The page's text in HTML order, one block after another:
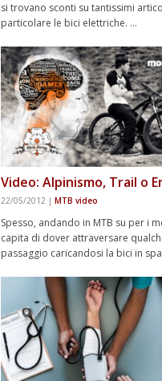
si trovano sconti su tantissimi
particolare le bici elettriche. …
Video: Alpinismo, Trail o
22/05/2012 | MTB video
Spesso, andando in MTB su per i
capita di dover attraversare
passaggio caricandosi la bici in